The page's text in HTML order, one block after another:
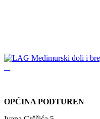
OPĆINA PODTUREN